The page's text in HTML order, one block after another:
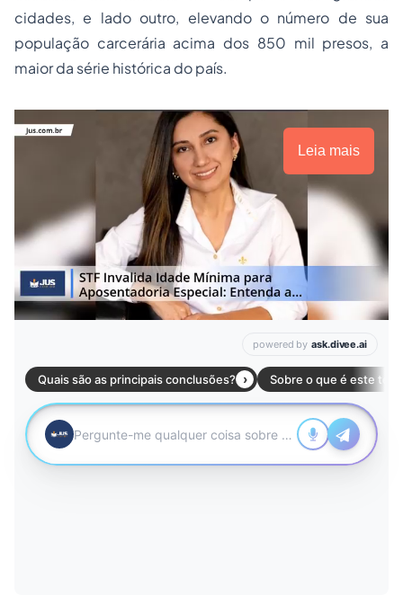
cidades, e lado outro, elevando o número de sua
população carcerária acima dos 850 mil presos, a
maior da série histórica do país.
Leia mais